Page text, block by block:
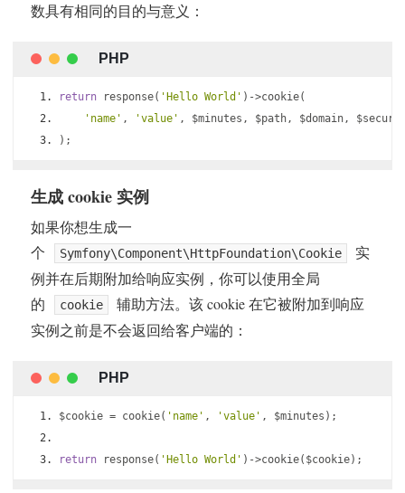
数具有相同的目的与意义：
return response( 'Hello World' )->cookie(
'name' , 'value' , $minutes , $path, $domain, $secure
);
生成 cookie 实例
如果你想生成一
个
Symfony\Component\HttpFoundation\Cookie
实
例并在后期附加给响应实例，你可以使用全局
的
cookie
辅助方法。该 cookie 在它被附加到响应
实例之前是不会返回给客户端的：
$cookie = cookie( 'name' , 'value' , $minutes );
return response( 'Hello World' )->cookie( $cookie);